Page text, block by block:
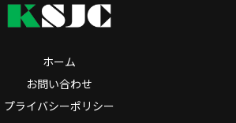
ホーム
お問い合わせ
プライバシーポリシー